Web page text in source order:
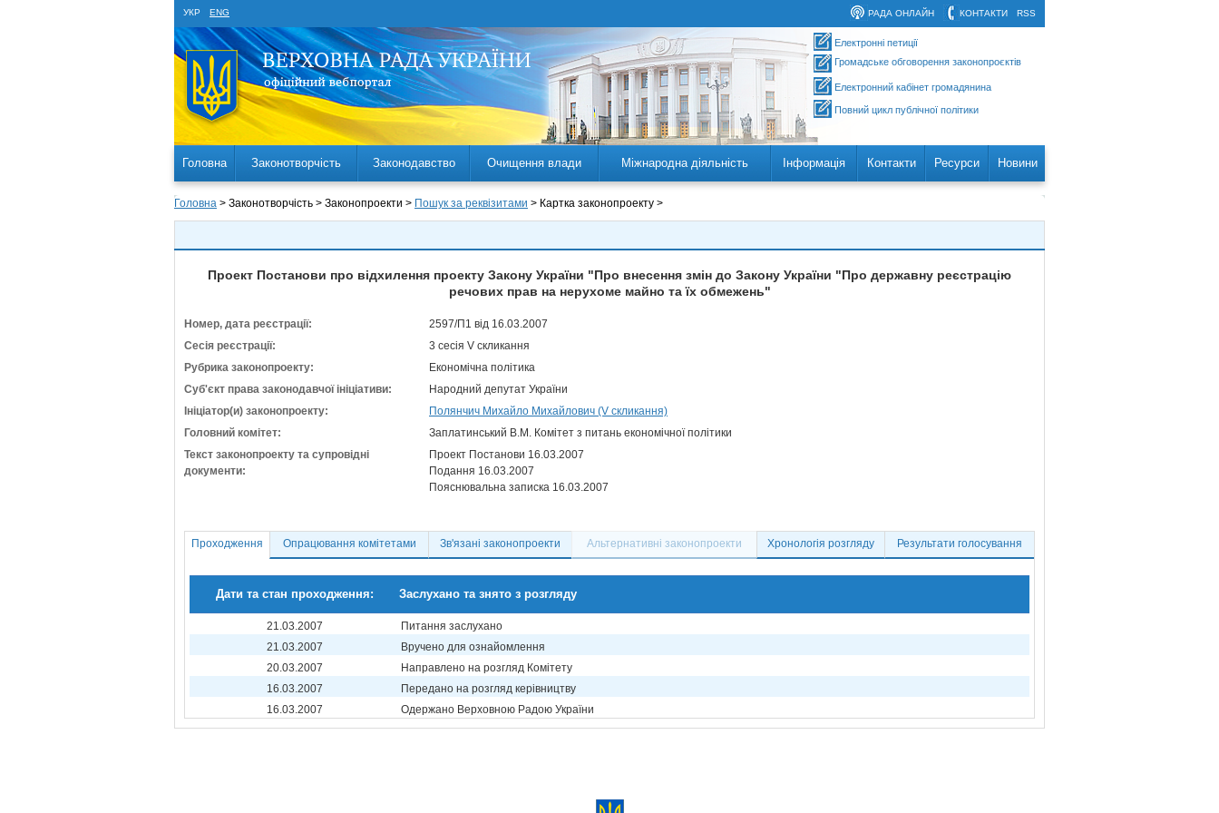
УКР ENG RSS
КОНТАКТИ
РАДА ОНЛАЙН
Електронні петиції
Громадське обговорення законопроєктів
Електронний кабінет громадянина
Повний цикл публічної політики
Головна Законотворчість Законодавство Очищення влади Міжнародна діяльність Інформація Контакти Ресурси Новини
Головна > Законотворчість > Законопроекти > Пошук за реквізитами > Картка законопроекту >
Проект Постанови про відхилення проекту Закону України "Про внесення змін до Закону України "Про державну реєстрацію
речових прав на нерухоме майно та їх обмежень"
Номер, дата реєстрації:
2597/П1 від 16.03.2007
Сесія реєстрації:
3 сесія V скликання
Рубрика законопроекту:
Економічна політика
Суб'єкт права законодавчої ініціативи:
Народний депутат України
Ініціатор(и) законопроекту:
Полянчич Михайло Михайлович (V скликання)
Головний комітет:
Заплатинський В.М. Комітет з питань економічної політики
Текст законопроекту та супровідні
документи:
Проект Постанови 16.03.2007
Подання 16.03.2007
Пояснювальна записка 16.03.2007
Проходження Опрацювання комітетами Зв'язані законопроекти Альтернативні законопроекти Хронологія розгляду Результати голосування
Дати та стан проходження: Заслухано та знято з розгляду
21.03.2007
Питання заслухано
21.03.2007
Вручено для ознайомлення
20.03.2007
Направлено на розгляд Комітету
16.03.2007
Передано на розгляд керівництву
16.03.2007
Одержано Верховною Радою України